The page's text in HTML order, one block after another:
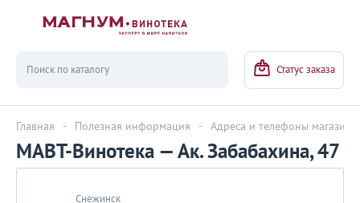
Статус заказа
Главная - Полезная информация - Адреса и телефоны
МАВТ-Винотека — Ак. Забабахина, 47
Снежинск